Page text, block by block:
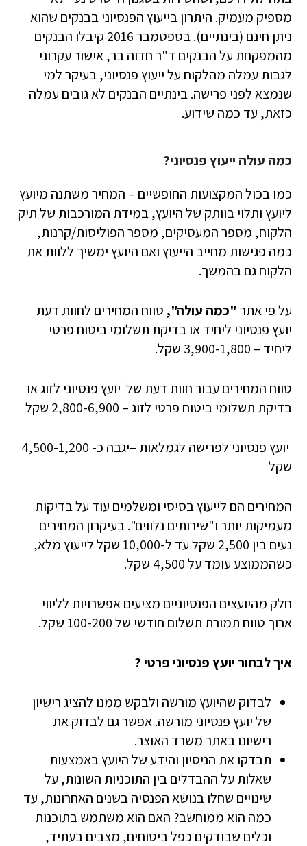
מספיק מעמיק. היתרון בייעוץ הפנסיוני בבנקים שהוא
ניתן חינם (בינתיים). בספטמבר 2016 קיבלו הבנקים
מהמפקחת על הבנקים ד"ר חדוה בר, אישור עקרוני
לגבות עמלה מהלקוח על ייעוץ פנסיוני, בעיקר למי
שנמצא לפני פרישה. בינתיים הבנקים לא גובים עמלה
כזאת, עד כמה שידוע.
כמה עולה ייעוץ פנסיוני?
כמו בכול המקצועות החופשיים – המחיר משתנה מיועץ
ליועץ ותלוי בוותק של היועץ, במידת המורכבות של תיק
הלקוח, מספר המעסיקים, מספר הפוליסות/קרנות,
כמה פגישות מחייב הייעוץ ואם היועץ ימשיך ללוות את
הלקוח גם בהמשך.
על פי אתר "כמה עולה", טווח המחירים לחוות דעת
יועץ פנסיוני ליחיד או בדיקת תשלומי ביטוח פרטי
ליחיד – 3,900-1,800 שקל.
טווח המחירים עבור חוות דעת של יועץ פנסיוני לזוג או
בדיקת תשלומי ביטוח פרטי לזוג – 2,800-6,900 שקל
יועץ פנסיוני לפרישה לגמלאות –יגבה כ- 4,500-1,200
שקל
המחירים הם לייעוץ בסיסי ומשלמים עוד על בדיקות
מעמיקות יותר ו"שירותים נלווים". בעיקרון המחירים
נעים בין 2,500 שקל עד ל-10,000 שקל לייעוץ מלא,
כשהממוצע עומד על 4,500 שקל.
חלק מהיועצים הפנסיוניים מציעים אפשרויות לליווי
ארוך טווח תמורת תשלום חודשי של 100-200 שקל.
איך לבחור יועץ פנסיוני פרטי ?
לבדוק שהיועץ מורשה ולבקש ממנו להציג רישיון
של יועץ פנסיוני מורשה. אפשר גם לבדוק את
רישיונו באתר משרד האוצר.
תבדקו את הניסיון והידע של היועץ באמצעות
שאלות על ההבדלים בין התוכניות השונות, על
שינויים שחלו בנושא הפנסיה בשנים האחרונות, עד
כמה הוא ממוחשב? האם הוא משתמש בתוכנות
וכלים שבודקים כפל ביטוחים, מצבים בעתיד,